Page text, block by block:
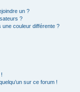
un ?
?
une couleur différente ?
sur ce forum !